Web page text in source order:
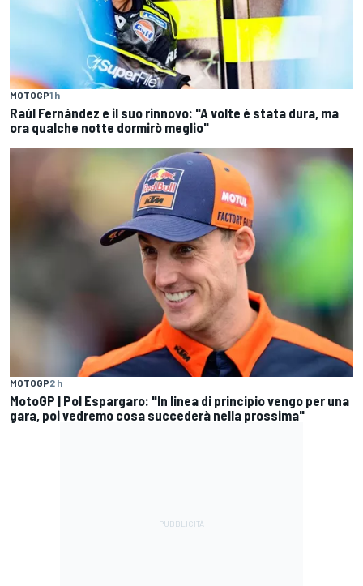
MOTOGP1 h
Raúl Fernández e il suo rinnovo: "A volte è stata dura, ma
ora qualche notte dormirò meglio"
MOTOGP2 h
MotoGP | Pol Espargaro: "In linea di principio vengo per una
gara, poi vedremo cosa succederà nella prossima"